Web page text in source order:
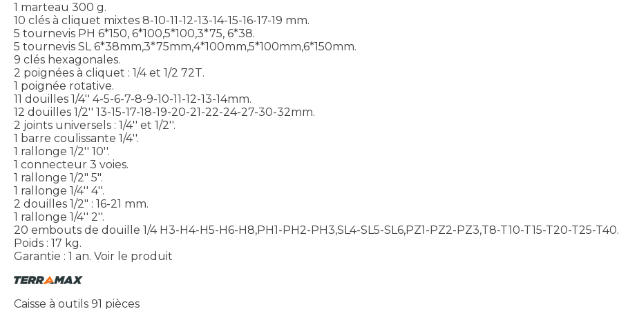
1 marteau 300 g.
10 clés à cliquet mixtes 8-10-11-12-13-14-15-16-17-19 mm.
5 tournevis PH 6*150, 6*100,5*100,3*75, 6*38.
5 tournevis SL 6*38mm,3*75mm,4*100mm,5*100mm,6*150mm.
9 clés hexagonales.
2 poignées à cliquet : 1/4 et 1/2 72T.
1 poignée rotative.
11 douilles 1/4'' 4-5-6-7-8-9-10-11-12-13-14mm.
12 douilles 1/2'' 13-15-17-18-19-20-21-22-24-27-30-32mm.
2 joints universels : 1/4'' et 1/2''.
1 barre coulissante 1/4''.
1 rallonge 1/2'' 10''.
1 connecteur 3 voies.
1 rallonge 1/2" 5".
1 rallonge 1/4'' 4''.
2 douilles 1/2" : 16-21 mm.
1 rallonge 1/4'' 2''.
20 embouts de douille 1/4 H3-H4-H5-H6-H8,PH1-PH2-PH3,SL4-SL5-SL6,PZ1-PZ2-PZ3,T8-T10-T15-T20-T25-T40.
Poids : 17 kg.
Garantie : 1 an. Voir le produit
Caisse à outils 91 pièces